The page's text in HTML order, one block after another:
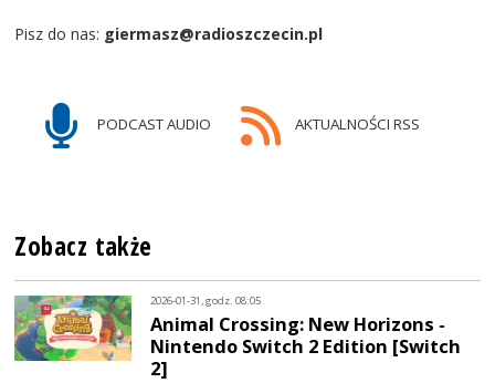
Pisz do nas: giermasz@radioszczecin.pl
PODCAST AUDIO AKTUALNOŚCI RSS
Zobacz także
2026-01-31, godz. 08:05
Animal Crossing: New Horizons -
Nintendo Switch 2 Edition [Switch
2]